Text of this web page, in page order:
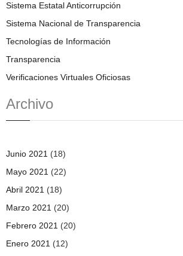
Sistema Estatal Anticorrupción
Sistema Nacional de Transparencia
Tecnologías de Información
Transparencia
Verificaciones Virtuales Oficiosas
Archivo
Junio 2021 (18)
Mayo 2021 (22)
Abril 2021 (18)
Marzo 2021 (20)
Febrero 2021 (20)
Enero 2021 (12)